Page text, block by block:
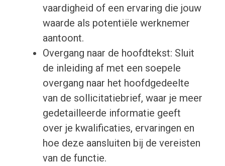
vaardigheid of een ervaring die jouw
waarde als potentiële werknemer
aantoont.
Overgang naar de hoofdtekst: Sluit
de inleiding af met een soepele
overgang naar het hoofdgedeelte
van de sollicitatiebrief, waar je meer
gedetailleerde informatie geeft
over je kwalificaties, ervaringen en
hoe deze aansluiten bij de vereisten
van de functie.